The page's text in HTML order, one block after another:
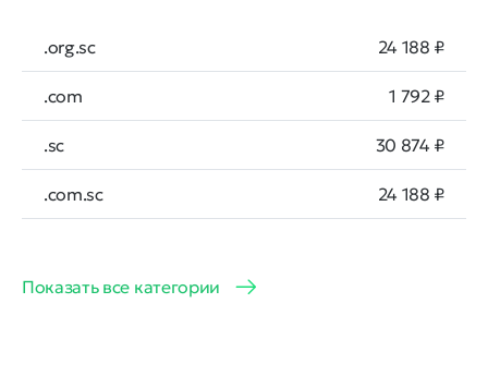
.org.sc 24 188 ₽
.com 1 792 ₽
.sc 30 874 ₽
.com.sc 24 188 ₽
Показать все категории